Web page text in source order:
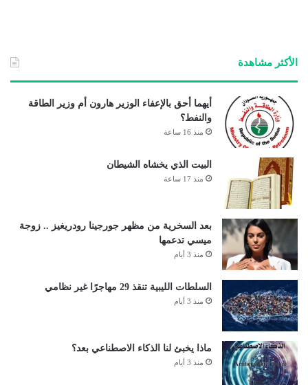
الأكثر مشاهدة
أيهما أحق بالإعفاء الوزير هارون أم وزير الطاقة
والنفط؟
منذ 16 ساعة
البيت الذي يخشاه الشيطان
منذ 17 ساعة
بعد السخرية من مظهر جورجينا رودريغيز .. زوجة
ميسي تدعمها
منذ 3 أيام
السلطات الليبية تنقذ 29 مهاجرًا غير نظامي
منذ 3 أيام
ماذا يخبئ لنا الذكاء الاصطناعي بعد؟
منذ 3 أيام